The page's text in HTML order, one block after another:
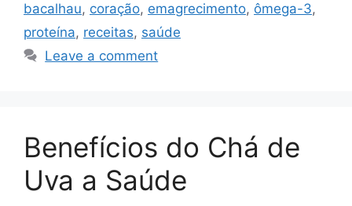
bacalhau, coração, emagrecimento, ômega-3,
proteína, receitas, saúde
Leave a comment
Benefícios do Chá de
Uva a Saúde